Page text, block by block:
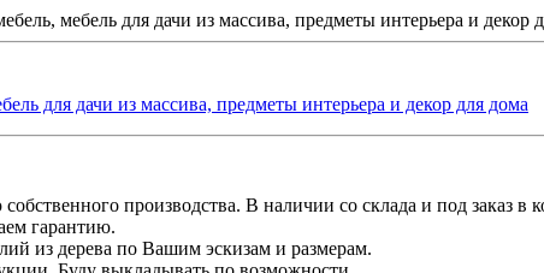
мебель для дачи из массива, предметы интерьера и декор
для дачи из массива, предметы интерьера и декор для дома
производства. В наличии со склада и под заказ в
гарантию.
из дерева по Вашим эскизам и размерам.